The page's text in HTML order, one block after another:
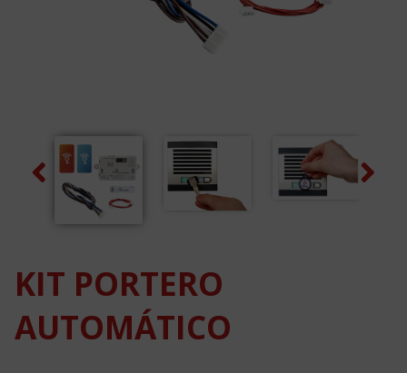
Previous
KIT PORTERO
AUTOMÁTICO